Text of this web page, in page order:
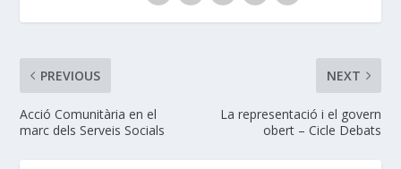
PREVIOUS
Acció Comunitària en el
marc dels Serveis Socials
NEXT
La representació i el govern
obert – Cicle Debats